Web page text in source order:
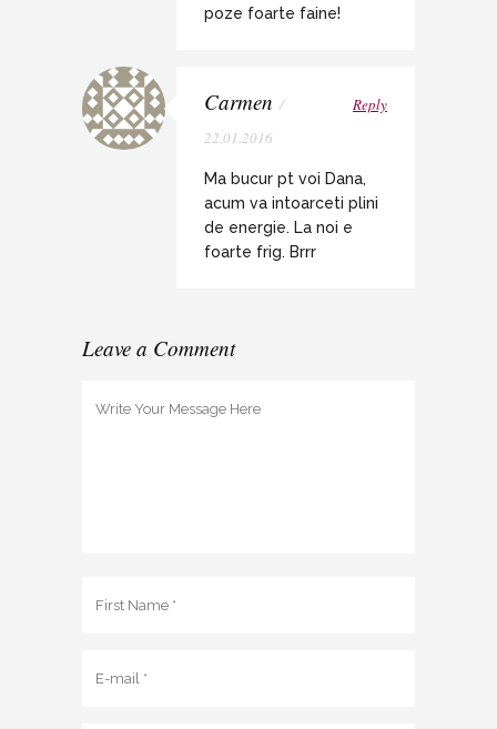
poze foarte faine!
Carmen /
22.01.2016
Reply
Ma bucur pt voi Dana,
acum va intoarceti plini
de energie. La noi e
foarte frig. Brrr
Leave a Comment